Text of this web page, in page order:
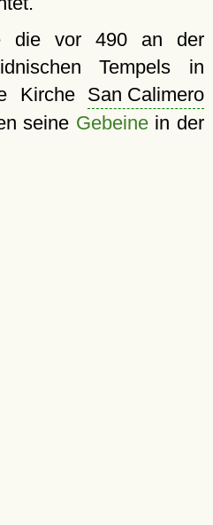
die vor 490 an der
Tempels in
Kirche San Calimero
seine Gebeinein der